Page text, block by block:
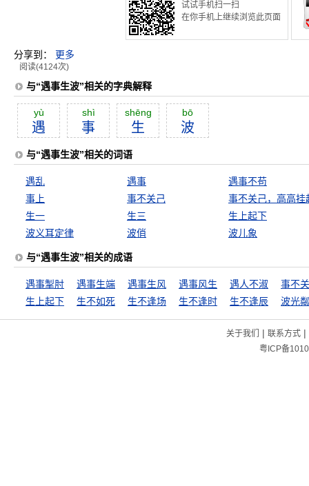
试试手机扫一扫
在你手机上继续浏览此页面
分享到： 更多
阅读(4124次)
与“遇事生波”相关的字典解释
yù
遇
shì
事
shēng
生
bō
波
与“遇事生波”相关的词语
遇乱 遇事
遇事不苟
事上
事不关己
事不关己，高高挂
生一
生三
生上起下
波义耳定律
波俏 波儿象
与“遇事生波”相关的成语
遇事掣肘 遇事生端 遇事生风 遇事风生 遇人不淑
事不
生上起下
生不如死 生不逢场 生不逢时 生不逢辰 波光
关于我们 | 联系方式|
粤ICP备